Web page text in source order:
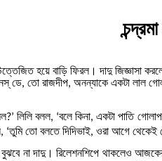
হয়ে বাড়ি ফিরল। দাদু জিজ্ঞাসা
ডে, তো রাজদীপ, অনন্যাকে একটা
বলল, ‘বলে কিনা, একটা পাতি গোলাপ
‘তুমি তো বলতে দিদিভাই, ওরা আগে
না দাদু। রিলেশনশিপে থাকলেও আজকের